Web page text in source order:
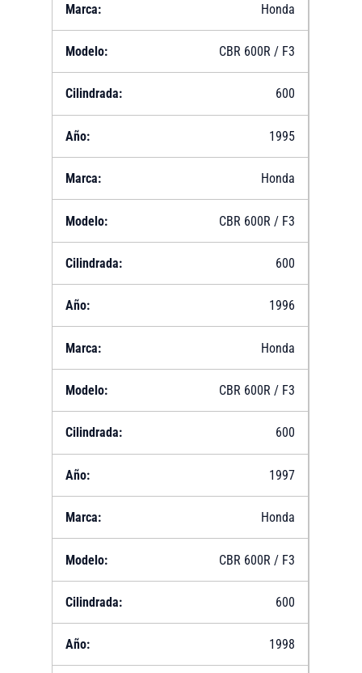
Honda
CBR 600R / F3
600
1995
Honda
CBR 600R / F3
600
1996
Honda
CBR 600R / F3
600
1997
Honda
CBR 600R / F3
600
1998